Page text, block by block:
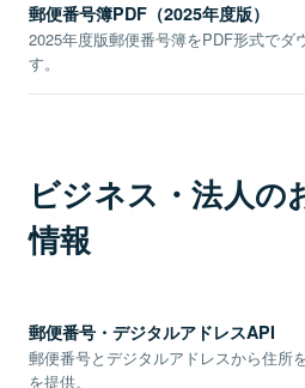
郵便番号簿PDF（2025年度版）
2025年度版郵便番号簿をPDF形式でダ
す。
ビジネス・法人の
情報
郵便番号・デジタルアドレスAPI
郵便番号とデジタルアドレスから住所
を提供。